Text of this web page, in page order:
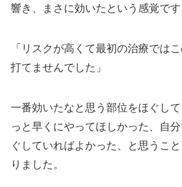
響き、まさに効いたという感覚です
「リスクが高くて最初の治療では
打てませんでした」
一番効いたなと思う部位をほぐし
っと早くにやってほしかった、自
ぐしていればよかった、と思うこ
りました。